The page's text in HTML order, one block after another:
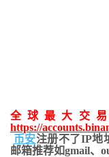
全球最大交
https://
币安注册不了IP地
邮箱推荐如gmail、